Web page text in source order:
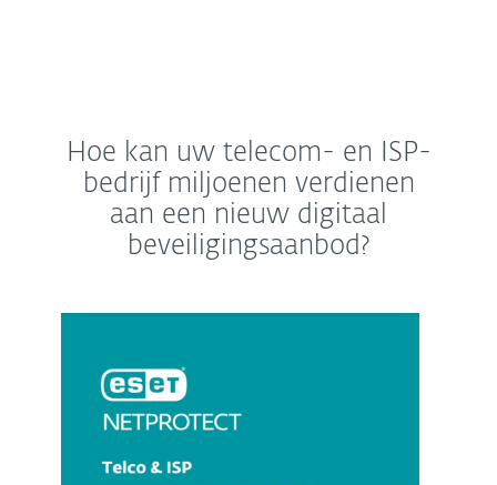
Hoe kan uw telecom- en ISP-
bedrijf miljoenen verdienen
aan een nieuw digitaal
beveiligingsaanbod?